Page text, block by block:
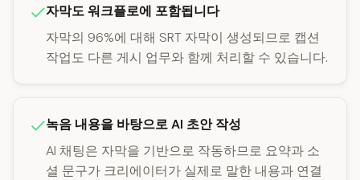
자막도 워크플로에 포함됩니다
자막의 96%에 대해 SRT 자막이 생성되므로 캡션
작업도 다른 게시 업무와 함께 처리할 수 있습니다.
녹음 내용을 바탕으로 AI 초안 작성
AI 채팅은 자막을 기반으로 작동하므로 요약과 소
셜 문구가 크리에이터가 실제로 말한 내용과 연결